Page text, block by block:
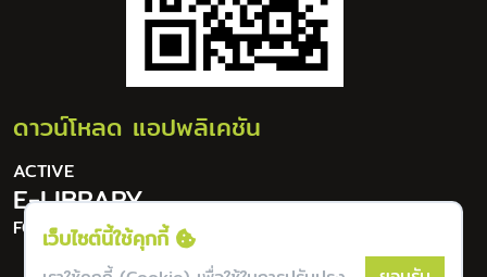
เว็บไซต์นี้ใช้คุกกี้
ดาวน์โหลด แอปพลิเคชัน
ACTIVE
E-LIBRARY
FOR DIGITAL LIFESTYLE